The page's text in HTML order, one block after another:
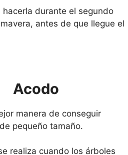
durante el segundo
antes de que llegue el
Acodo
manera de conseguir
pequeño tamaño.
realiza cuando los árboles